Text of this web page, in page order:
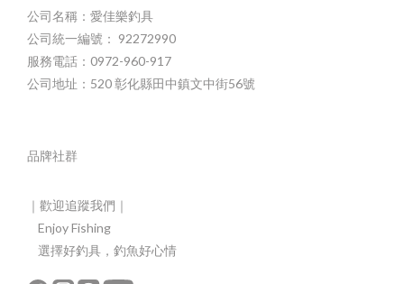
公司名稱：愛佳樂釣具
公司統一編號： 92272990
服務電話：0972-960-917
公司地址：520 彰化縣田中鎮文中街56號
品牌社群
｜歡迎追蹤我們｜
Enjoy Fishing
選擇好釣具，釣魚好心情